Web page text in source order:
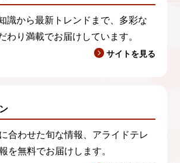
識から最新トレンドまで、多彩な
わり満載でお届けしています。
サイトを見る
合わせた旬な情報、アライドテレ
を無料でお届けします。